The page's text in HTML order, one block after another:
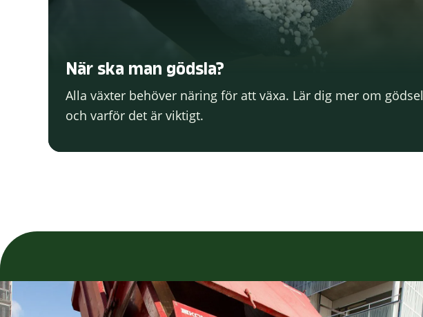
När ska man gödsla?
Alla växter behöver näring för att växa. Lär dig mer om gödsel
och varför det är viktigt.